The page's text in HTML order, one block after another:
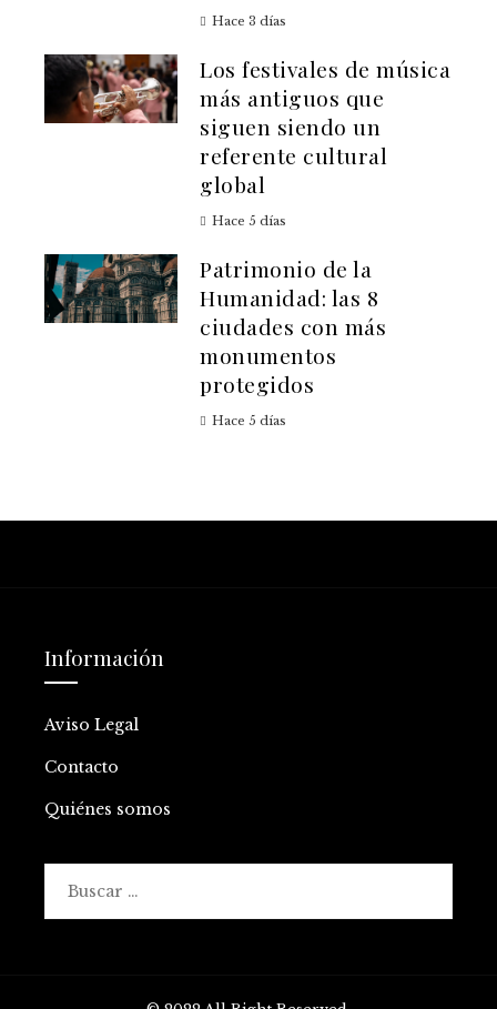
Hace 3 días
Los festivales de música
más antiguos que
siguen siendo un
referente cultural
global
Hace 5 días
Patrimonio de la
Humanidad: las 8
ciudades con más
monumentos
protegidos
Hace 5 días
Información
Aviso Legal
Contacto
Quiénes somos